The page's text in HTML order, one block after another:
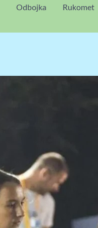
Odbojka Rukomet